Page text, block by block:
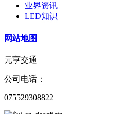
业界资讯
LED知识
网站地图
元亨交通
公司电话：
075529308822